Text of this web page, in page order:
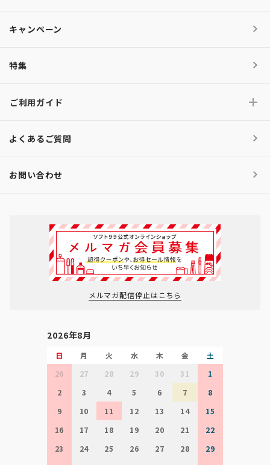
キャンペーン
特集
ご利用ガイド
よくあるご質問
お問い合わせ
メルマガ配信停止はこちら
2026年8月
日 月 火 水 木 金
土
26
27 28 29 30 31
1
2
3 4 5 6 7
8
9
10 11 12 13 14
15
16
17 18 19 20 21
22
23
24 25 26 27 28
29